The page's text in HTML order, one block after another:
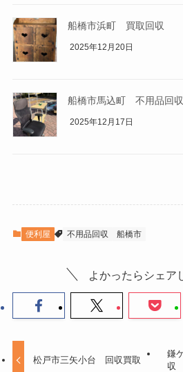
船橋市浜町 買取回収
2025年12月20日
船橋市馬込町 不用品回
2025年12月17日
便利屋 不用品回収 船橋市
よかったらシェア
松戸市三矢小台 回収買取
鎌
収